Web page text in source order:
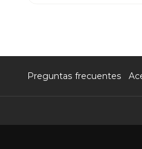
Preguntas frecuentes